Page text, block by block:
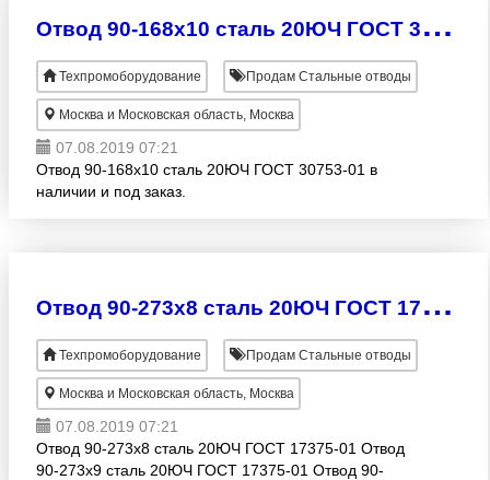
О
твод 90-168х10 сталь 20ЮЧ ГОСТ 30753-01
Техпромоборудование Продам Стальные отводы
Москва и Московская область, Москва
07.08.2019 07:21
Отвод 90-168х10 сталь 20ЮЧ ГОСТ 30753-01 в
наличии и под заказ.
О
твод 90-273х8 сталь 20ЮЧ ГОСТ 17375-01
Техпромоборудование Продам Стальные отводы
Москва и Московская область, Москва
07.08.2019 07:21
Отвод 90-273х8 сталь 20ЮЧ ГОСТ 17375-01 Отвод
90-273х9 сталь 20ЮЧ ГОСТ 17375-01 Отвод 90-